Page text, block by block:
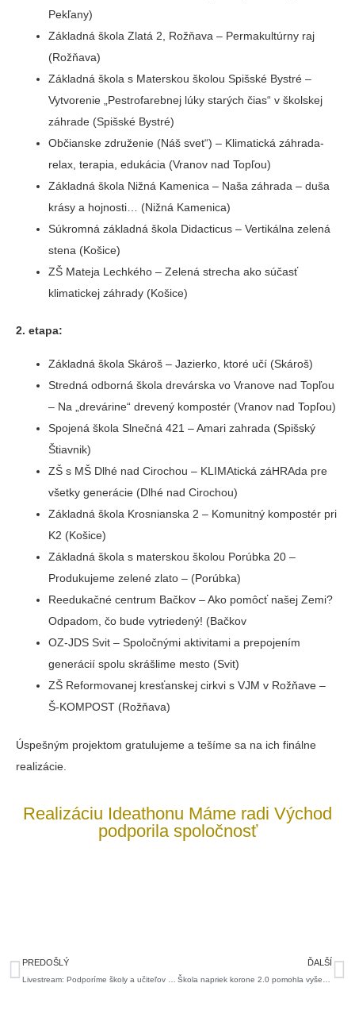
Pekľany)
Základná škola Zlatá 2, Rožňava – Permakultúrny raj
(Rožňava)
Základná škola s Materskou školou Spišské Bystré –
Vytvorenie „Pestrofarebnej lúky starých čias“ v školskej
záhrade (Spišské Bystré)
Občianske združenie (Náš svet“) – Klimatická záhrada-
relax, terapia, edukácia (Vranov nad Topľou)
Základná škola Nižná Kamenica – Naša záhrada – duša
krásy a hojnosti… (Nižná Kamenica)
Súkromná základná škola Didacticus – Vertikálna zelená
stena (Košice)
ZŠ Mateja Lechkého – Zelená strecha ako súčasť
klimatickej záhrady (Košice)
2. etapa:
Základná škola Skároš – Jazierko, ktoré učí (Skároš)
Stredná odborná škola drevárska vo Vranove nad Topľou
– Na „drevárine“ drevený kompostér (Vranov nad Topľou)
Spojená škola Slnečná 421 – Amari zahrada (Spišský
Štiavnik)
ZŠ s MŠ Dlhé nad Cirochou – KLIMAtická záHRAda pre
všetky generácie (Dlhé nad Cirochou)
Základná škola Krosnianska 2 – Komunitný kompostér pri
K2 (Košice)
Základná škola s materskou školou Porúbka 20 –
Produkujeme zelené zlato – (Porúbka)
Reedukačné centrum Bačkov – Ako pomôcť našej Zemi?
Odpadom, čo bude vytriedený! (Bačkov
OZ-JDS Svit – Spoločnými aktivitami a prepojením
generácií spolu skrášlime mesto (Svit)
ZŠ Reformovanej kresťanskej cirkvi s VJM v Rožňave –
Š-KOMPOST (Rožňava)
Úspešným projektom gratulujeme a tešíme sa na ich finálne
realizácie.
Realizáciu Ideathonu Máme radi Východ
podporila spoločnosť
Prev
PREDOŠLÝ ĎALŠÍ